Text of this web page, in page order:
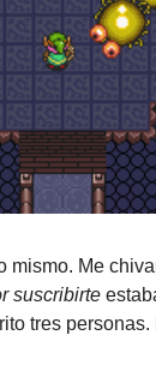
mismo. Me
suscribirte
tres